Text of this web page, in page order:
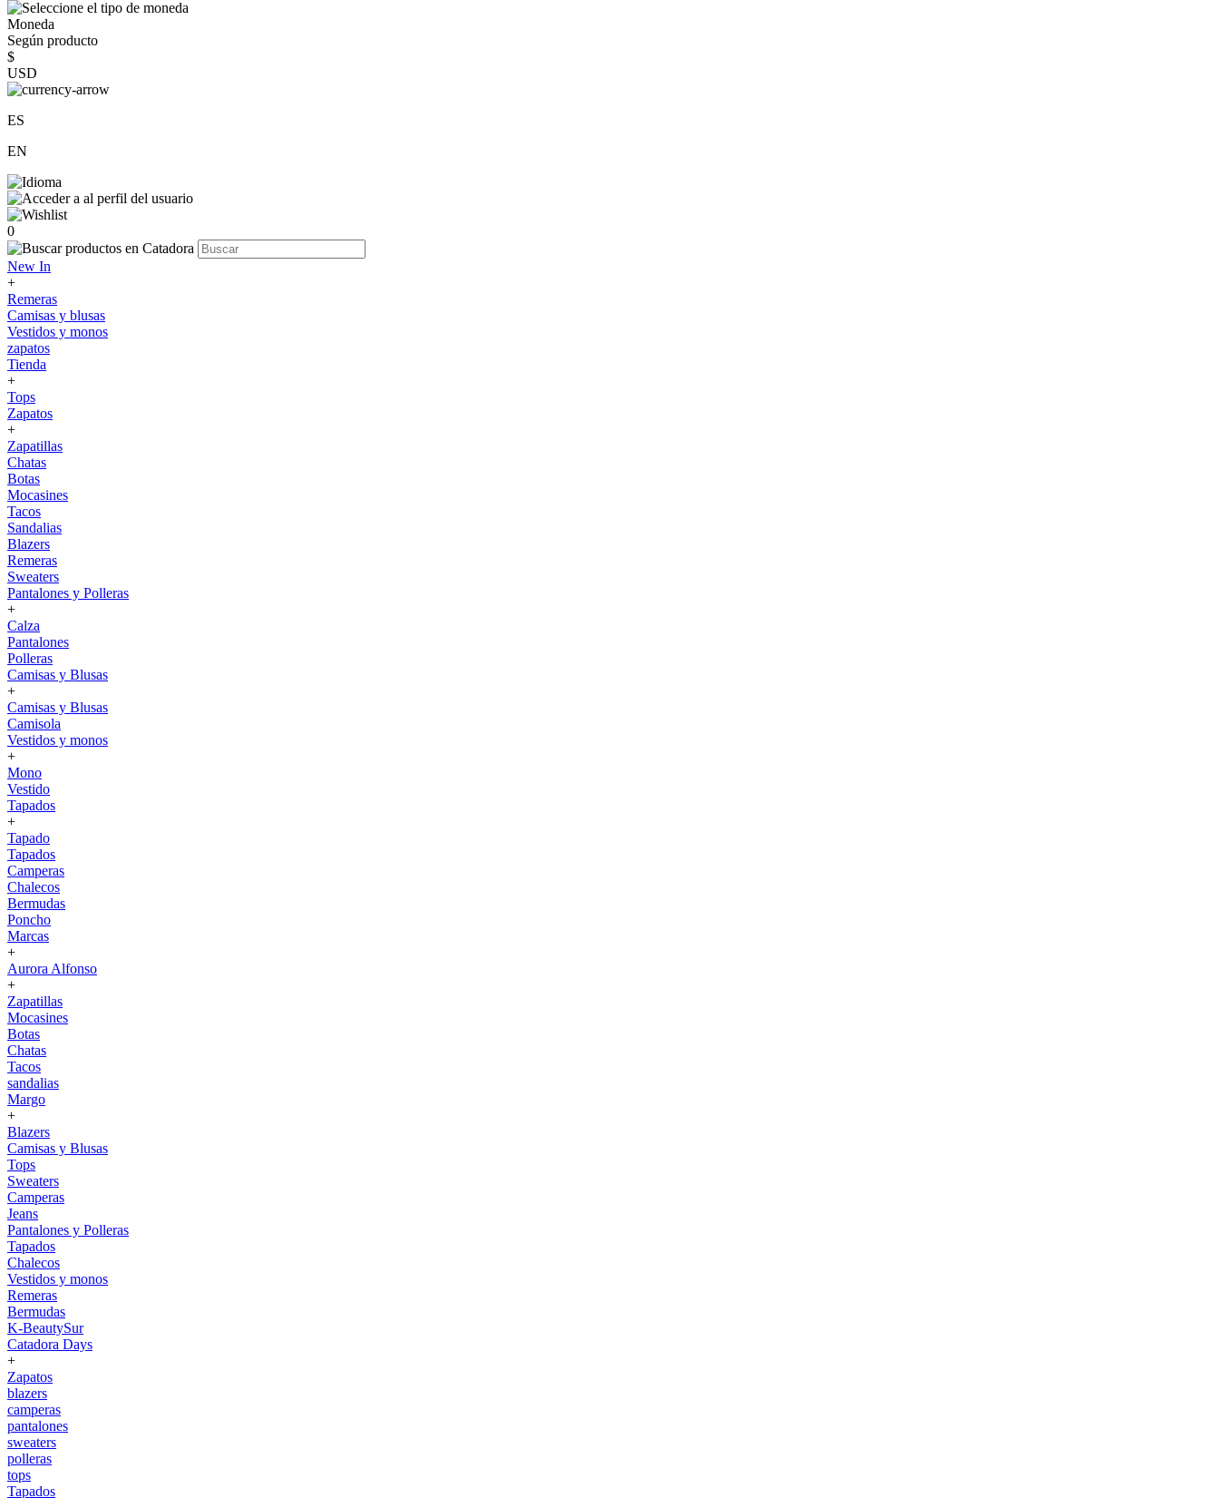
Moneda
Según producto
$
USD
ES
EN
0
New In
+
Remeras
Camisas y blusas
Vestidos y monos
zapatos
Tienda
+
Tops
Zapatos
+
Zapatillas
Chatas
Botas
Mocasines
Tacos
Sandalias
Blazers
Remeras
Sweaters
Pantalones y Polleras
+
Calza
Pantalones
Polleras
Camisas y Blusas
+
Camisas y Blusas
Camisola
Vestidos y monos
+
Mono
Vestido
Tapados
+
Tapado
Tapados
Camperas
Chalecos
Bermudas
Poncho
Marcas
+
Aurora Alfonso
+
Zapatillas
Mocasines
Botas
Chatas
Tacos
sandalias
Margo
+
Blazers
Camisas y Blusas
Tops
Sweaters
Camperas
Jeans
Pantalones y Polleras
Tapados
Chalecos
Vestidos y monos
Remeras
Bermudas
K-BeautySur
Catadora Days
+
Zapatos
blazers
camperas
pantalones
sweaters
polleras
tops
Tapados